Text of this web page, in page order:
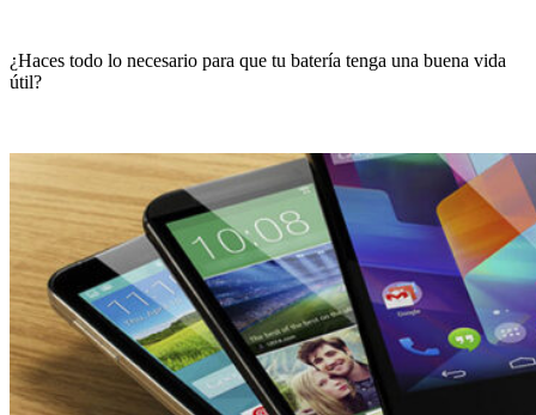
¿Haces todo lo necesario para que tu batería tenga una buena vida
útil?